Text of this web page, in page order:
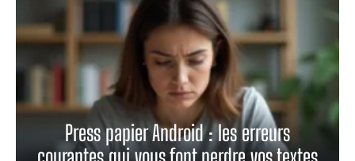
Press papier Android : les erreurs